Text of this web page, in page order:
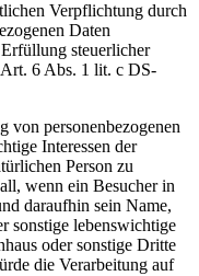
Verpflichtung durch
Daten
steuerlicher
6 Abs. 1 lit. c DS-
von personenbezogenen
Interessen der
Person zu
wenn ein Besucher in
daraufhin sein Name,
sonstige lebenswichtige
oder sonstige Dritte
die Verarbeitung auf